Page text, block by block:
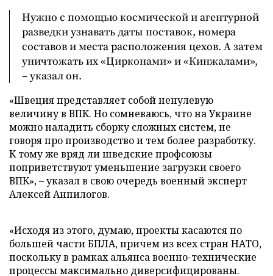
Нужно с помощью космической и агентурной
разведки узнавать даты поставок, номера
составов и места расположения цехов. А затем
уничтожать их «Цирконами» и «Кинжалами»,
– указал он.
«Швеция представляет собой ненулевую
величину в ВПК. Но сомневаюсь, что на Украине
можно наладить сборку сложных систем, не
говоря про производство и тем более разработку.
К тому же вряд ли шведские профсоюзы
поприветствуют уменьшение загрузки своего
ВПК», – указал в свою очередь военный эксперт
Алексей Анпилогов.
«Исходя из этого, думаю, проекты касаются по
большей части БПЛА, причем из всех стран НАТО,
поскольку в рамках альянса военно-технические
процессы максимально диверсифицированы.